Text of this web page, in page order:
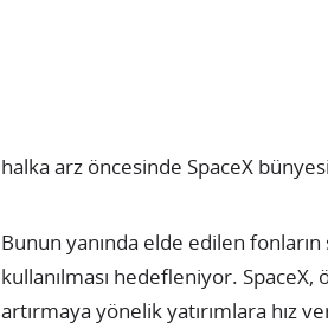
halka arz öncesinde SpaceX
Bunun yanında elde edilen
kullanılması hedefleniyor.
artırmaya yönelik yatırımlara hız